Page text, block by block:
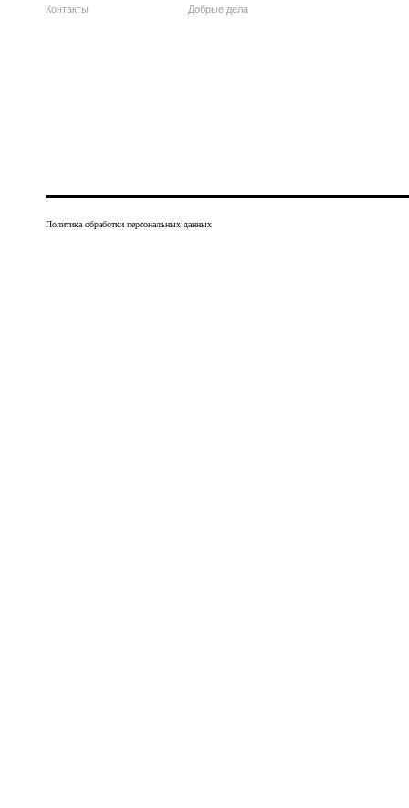
Контакты
Добрые дела
Политика обработки персональных данных